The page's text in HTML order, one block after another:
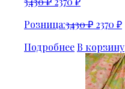
Розница:3430₽ 2370 ₽
ПодробнееВ корзину